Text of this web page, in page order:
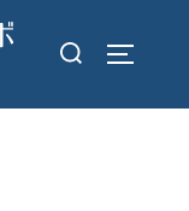
検
対